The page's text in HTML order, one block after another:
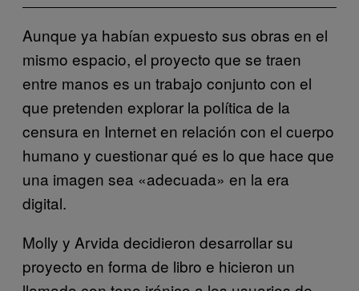
Aunque ya habían expuesto sus obras en el
mismo espacio, el proyecto que se traen
entre manos es un trabajo conjunto con el
que pretenden explorar la política de la
censura en Internet en relación con el cuerpo
humano y cuestionar qué es lo que hace que
una imagen sea «adecuada» en la era
digital.
Molly y Arvida decidieron desarrollar su
proyecto en forma de libro e hicieron un